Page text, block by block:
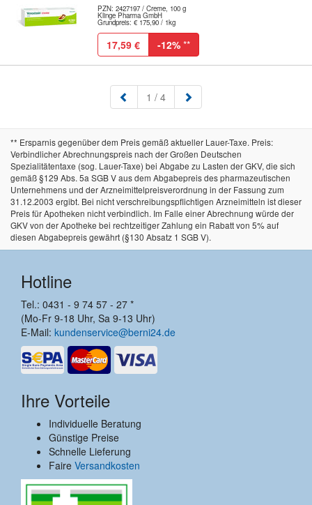
PZN: 2427197 / Creme, 100 g
Klinge Pharma GmbH
Grundpreis: € 175,90 / 1kg
17,59 € -12% **
1 (aktuell)
/ 4
** Ersparnis gegenüber dem Preis gemäß aktueller Lauer-Taxe. Preis:
Verbindlicher Abrechnungspreis nach der Großen Deutschen
Spezialitätentaxe (sog. Lauer-Taxe) bei Abgabe zu Lasten der GKV, die sich
gemäß §129 Abs. 5a SGB V aus dem Abgabepreis des pharmazeutischen
Unternehmens und der Arzneimittelpreisverordnung in der Fassung zum
31.12.2003 ergibt. Bei nicht verschreibungspflichtigen Arzneimitteln ist dieser
Preis für Apotheken nicht verbindlich. Im Falle einer Abrechnung würde der
GKV von der Apotheke bei rechtzeitiger Zahlung ein Rabatt von 5% auf
diesen Abgabepreis gewährt (§130 Absatz 1 SGB V).
Hotline
Tel.: 0431 - 9 74 57 - 27 *
(Mo-Fr 9-18 Uhr, Sa 9-13 Uhr)
E-Mail: kundenservice@berni24.de
Ihre Vorteile
Individuelle Beratung
Günstige Preise
Schnelle Lieferung
Faire Versandkosten